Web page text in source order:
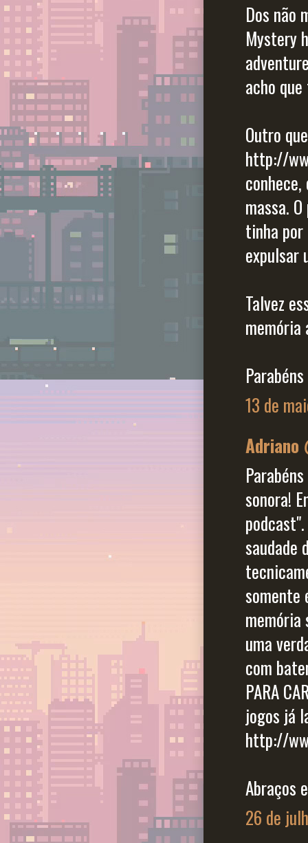
Dos não
Mystery
acho
Outro
http://
massa.
tinha por
expulsar
Talvez
memória
13 de
Adriano
sonora!
saudade
somente
memória
uma
com
PARA
jogos já
http://
Abraços
26 de